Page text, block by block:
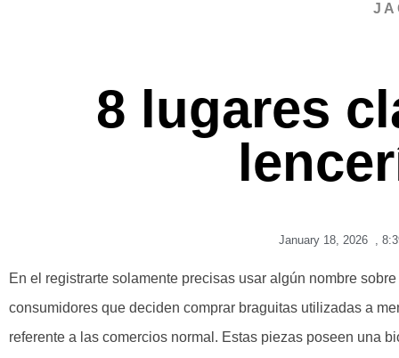
8 lugares
January 18, 2026 ,
En el registrarte solamente precisas usar algún nombre
consumidores que deciden comprar braguitas utilizadas a
referente a las comercios normal. Estas piezas poseen una